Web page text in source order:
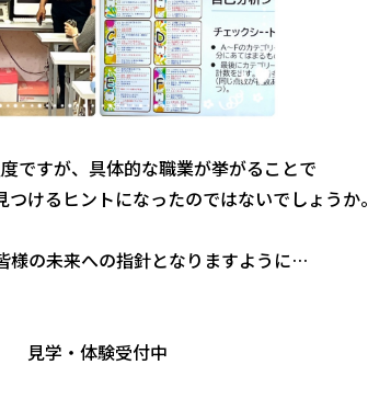
ですが、具体的な職業が挙がることで
けるヒントになったのではないでしょうか。
様の未来への指針となりますように…
見学・体験受付中